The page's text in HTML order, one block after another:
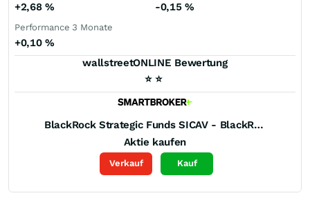
+2,68% -0,15%
Performance 3 Monate
+0,10%
wallstreetONLINE Bewertung
⭐ ⭐
BlackRock Strategic Funds SICAV - BlackRock ESG Euro Bond Fund -A2-
Aktie kaufen
Verkauf Kauf